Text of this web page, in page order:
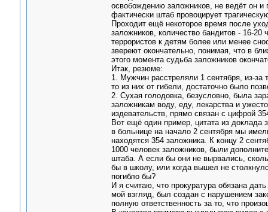
освобождению заложников, не ведёт он и
фактически штаб провоцирует
Проходит ещё некоторое время после
заложников, количество бандитов - 16-
террористов к детям более или менее
звереют окончательно, понимая, что в
этого момента судьба заложников
Итак, резюме:
1. Мужчин расстреляли 1 сентября, из-за
то из них от гибели, достаточно было
2. Сухая голодовка, безусловно, была
заложникам воду, еду, лекарства и
издевательств, прямо связан с цифрой
Вот ещё один пример, цитата из
в больнице на начало 2 сентября мы
находятся 354 заложника. К концу 2
1000 человек заложников, были
штаба. А если бы они не вырвались,
бы в школу, или когда вышел не
погибло бы?
И я считаю, что прокуратура обязана
мой взгляд, был создан с нарушением
полную ответственность за то, что